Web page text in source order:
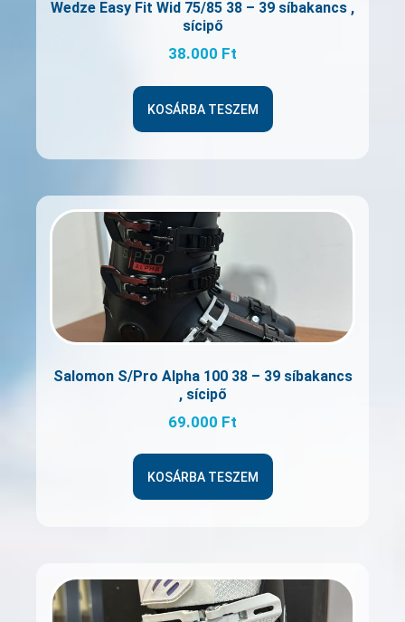
Wedze Easy Fit Wid 75/85 38 – 39 síbakancs ,
sícipő
38.000 Ft
KOSÁRBA TESZEM
Salomon S/Pro Alpha 100 38 – 39 síbakancs
, sícipő
69.000 Ft
KOSÁRBA TESZEM